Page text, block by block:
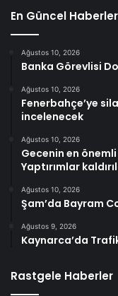
En Güncel Haberler
Ağustos 10, 2026
Banka Görevlisi
Ağustos 10, 2026
Fenerbahçe’ye
incelenecek
Ağustos 10, 2026
Gecenin en önemli
Yaptırımlar
Ağustos 10, 2026
Şam’da Bayram
Ağustos 9, 2026
Kaynarca’da
Rastgele Haberler